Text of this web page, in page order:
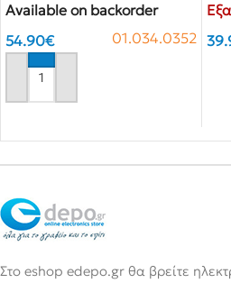
Available on backorder
54.90€ 01.034.0352
Αγόρασε το
Στο eshop edepo.gr θα βρείτε